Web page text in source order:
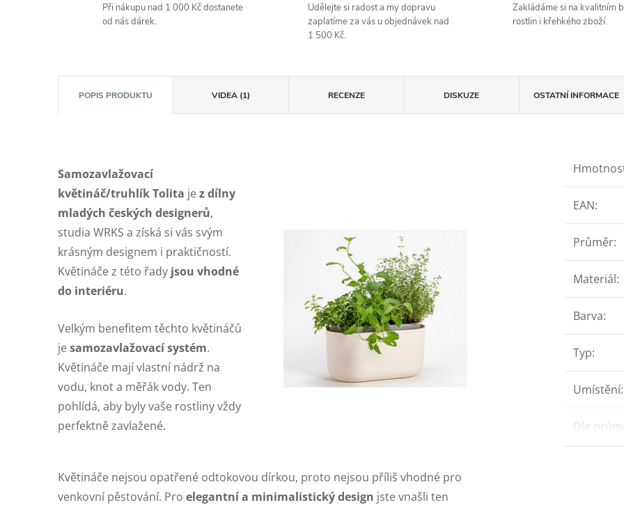
Při nákupu nad 1 000 Kč dostanete
od nás dárek.
Udělejte si radost a my dopravu
zaplatíme za vás u objednávek nad
1 500 Kč.
Zakládáme si na kvalitním
rostlin i křehkého zboží.
POPIS PRODUKTU VIDEA (1) RECENZE DISKUZE OSTATNÍ INFORMACE
Samozavlažovací
květináč/truhlík Tolita jez dílny
mladých českých designerů,
studia WRKS a získá si vás svým
krásným designem i praktičností.
Květináče z této řady jsou vhodné
do interiéru.
Velkým benefitem těchto květináčů
jesamozavlažovací systém.
Květináče mají vlastní nádrž na
vodu, knot a měřák vody. Ten
pohlídá, aby byly vaše rostliny vždy
perfektně zavlažené.
Květináče nejsou opatřené odtokovou dírkou, proto nejsou příliš vhodné pro
venkovní pěstování. Pro elegantní a minimalistický design jste vnašli ten
EAN:
Průměr:
Materiál:
Barva:
Typ:
Umístění:
Dle